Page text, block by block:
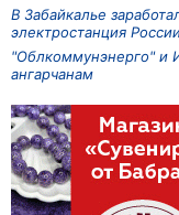
В Забайкалье
электростанция
"Облкоммунэнерго" и
ангарчанам